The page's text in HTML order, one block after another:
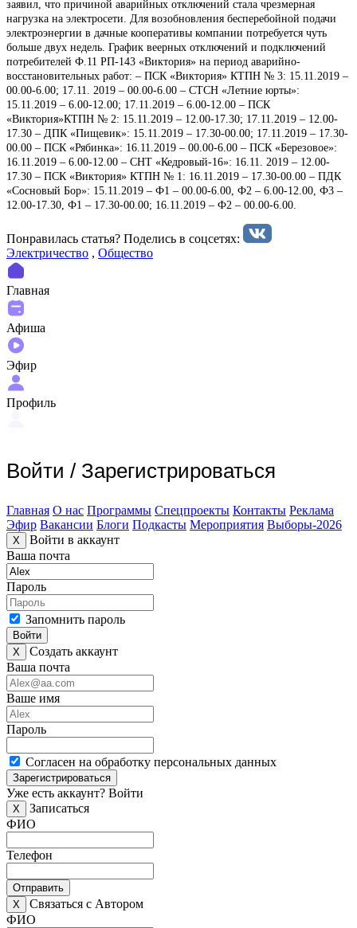
заявил, что причиной аварийных отключений стала чрезмерная
нагрузка на электросети. Для возобновления бесперебойной подачи
электроэнергии в дачные кооперативы компании потребуется чуть
больше двух недель. График веерных отключений и подключений
потребителей Ф.11 РП-143 «Виктория» на период аварийно-
восстановительных работ: – ПСК «Виктория» КТПН № 3: 15.11.2019 –
00.00-6.00; 17.11. 2019 – 00.00-6.00 – СТСН «Летние юрты»:
15.11.2019 – 6.00-12.00; 17.11.2019 – 6.00-12.00 – ПСК
«Виктория»КТПН № 2: 15.11.2019 – 12.00-17.30; 17.11.2019 – 12.00-
17.30 – ДПК «Пищевик»: 15.11.2019 – 17.30-00.00; 17.11.2019 – 17.30-
00.00 – ПСК «Рябинка»: 16.11.2019 – 00.00-6.00 – ПСК «Березовое»:
16.11.2019 – 6.00-12.00 – СНТ «Кедровый-16»: 16.11. 2019 – 12.00-
17.30 – ПСК «Виктория» КТПН № 1: 16.11.2019 – 17.30-00.00 – ПДК
«Сосновый Бор»: 15.11.2019 – Ф1 – 00.00-6.00, Ф2 – 6.00-12.00, Ф3 –
12.00-17.30, Ф1 – 17.30-00.00; 16.11.2019 – Ф2 – 00.00-6.00.
Понравилась статья? Поделиcь в соцсетях:
Электричество , Общество
Главная
Афиша
Эфир
Профиль
Войти / Зарегистрироваться
Главная О нас Программы Спецпроекты Контакты Реклама
Эфир Вакансии Блоги Подкасты Мероприятия Выборы-2026
X
Войти в аккаунт
Ваша почта
Пароль
Запомнить пароль
Войти
X
Создать аккаунт
Ваша почта
Ваше имя
Пароль
Согласен на обработку персональных данных
Зарегистрироваться
Уже есть аккаунт? Войти
X
Записаться
ФИО
Телефон
Отправить
X
Связаться с Автором
ФИО